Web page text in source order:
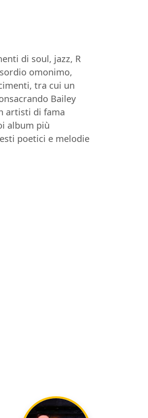
di soul, jazz, R
omonimo,
tra cui un
Bailey
artisti di fama
album più
poetici e melodie